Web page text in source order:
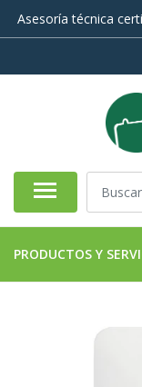
Asesoría técnica
PRODUCTOS Y